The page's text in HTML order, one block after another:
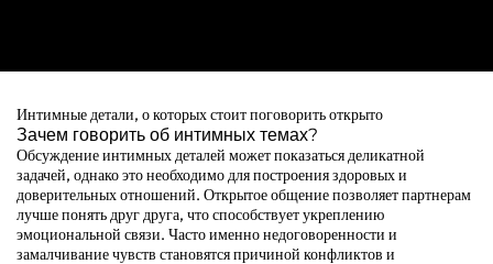
Интимные детали, о которых стоит поговорить открыто
Зачем говорить об интимных темах?
Обсуждение интимных деталей может показаться деликатной
задачей, однако это необходимо для построения здоровых и
доверительных отношений. Открытое общение позволяет партнерам
лучше понять друг друга, что способствует укреплению
эмоциональной связи. Часто именно недоговоренности и
замалчивание чувств становятся причиной конфликтов и